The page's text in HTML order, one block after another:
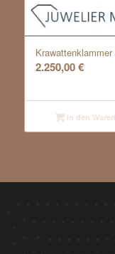
2.250,00€
In den